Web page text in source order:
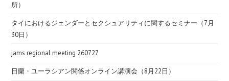
所）
タイにおけるジェンダーとセクシュアリティに関するセミナー（7月
30日）
jams regional meeting 260727
日蘭・ユーラシアン関係オンライン講演会（8月22日）